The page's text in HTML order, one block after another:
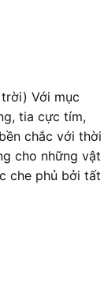
Với mục
tia cực tím,
chắc với thời
cho những vật
che phủ bởi tất